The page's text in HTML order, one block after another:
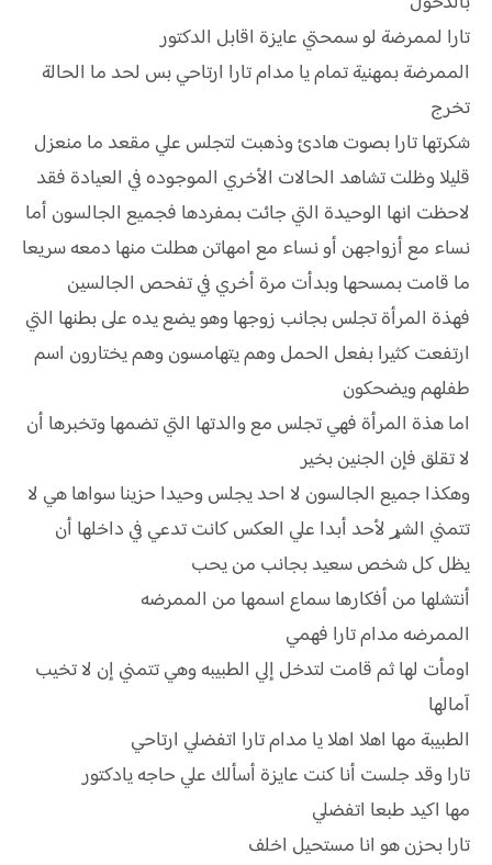
تارا لممرضة لو سمحتي عايزة اقابل الدكتور
الممرضة بمهنية تمام يا مدام تارا ارتاحي بس لحد ما الحالة
تخرج
شكرتها تارا بصوت هادئ وذهبت لتجلس علي مقعد ما منعزل
قليلا وظلت تشاهد الحالات الأخري الموجوده في العيادة فقد
لاحظت انها الوحيدة التي جائت بمفردها فجميع الجالسون أما
نساء مع أزواجهن أو نساء مع امهاتن هطلت منها دمعه سريعا
ما قامت بمسحها وبدأت مرة أخري في تفحص الجالسين
فهذة المرأة تجلس بجانب زوجها وهو يضع يده على بطنها التي
ارتفعت كثيرا بفعل الحمل وهم يتهامسون وهم يختارون اسم
طفلهم ويضحكون
اما هذة المرأة فهي تجلس مع والدتها التي تضمها وتخبرها أن
لا تقلق فإن الجنين بخير
وهكذا جميع الجالسون لا احد يجلس وحيدا حزينا سواها هي لا
تتمني الشړ لأحد أبدا علي العكس كانت تدعي في داخلها أن
يظل كل شخص سعيد بجانب من يحب
أنتشلها من أفكارها سماع اسمها من الممرضه
الممرضه مدام تارا فهمي
اومأت لها ثم قامت لتدخل إلي الطبيبه وهي تتمني إن لا تخيب
آمالها
الطبيبة مها اهلا اهلا يا مدام تارا اتفضلي ارتاحي
تارا وقد جلست أنا كنت عايزة أسألك علي حاجه يادكتور
مها اكيد طبعا اتفضلي
تارا بحزن هو انا مستحيل اخلف